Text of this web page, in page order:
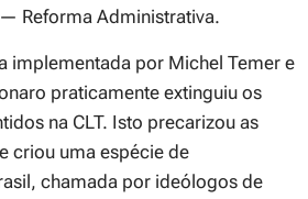
Reforma Administrativa.
implementada por Michel Temer e
praticamente extinguiu os
na CLT. Isto precarizou as
criou uma espécie de
chamada por ideólogos de